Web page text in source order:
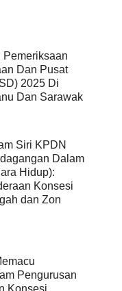
Pemeriksaan
Dan Pusat
2025 Di
Dan Sarawak
Siri KPDN
Dalam
Hidup):
Konsesi
dan Zon
Pengurusan
Konsesi